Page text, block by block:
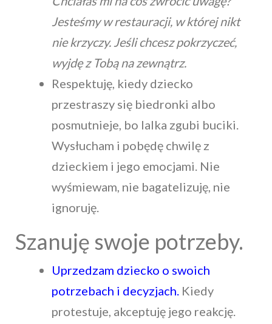
Jesteśmy w restauracji, w której nikt
nie krzyczy. Jeśli chcesz pokrzyczeć,
wyjdę z Tobą na zewnątrz.
Respektuję, kiedy dziecko
przestraszy się biedronki albo
posmutnieje, bo lalka zgubi buciki.
Wysłucham i pobędę chwilę z
dzieckiem i jego emocjami. Nie
wyśmiewam, nie bagatelizuję, nie
ignoruję.
Szanuję swoje potrzeby.
Uprzedzam dziecko o swoich
potrzebach i decyzjach. Kiedy
protestuje, akceptuję jego reakcję.